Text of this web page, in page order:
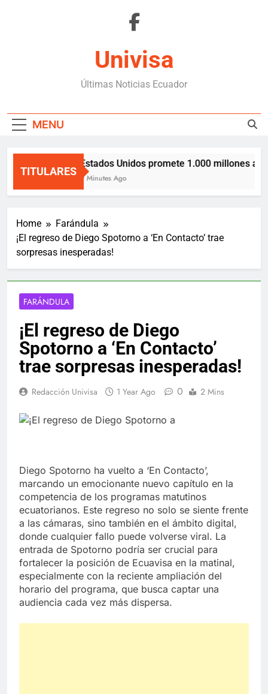
Univisa
Últimas Noticias Ecuador
MENU
TITULARES
Estados Unidos promete 1.000 millones a
9 Minutes Ago
Home
Farándula
¡El regreso de Diego Spotorno a ‘En Contacto’ trae
sorpresas inesperadas!
FARÁNDULA
¡El regreso de Diego
Spotorno a ‘En Contacto’
trae sorpresas inesperadas!
Redacción Univisa 1 Year Ago 0 2 Mins
Diego Spotorno ha vuelto a ‘En Contacto’,
marcando un emocionante nuevo capítulo en la
competencia de los programas matutinos
ecuatorianos. Este regreso no solo se siente frente
a las cámaras, sino también en el ámbito digital,
donde cualquier fallo puede volverse viral. La
entrada de Spotorno podría ser crucial para
fortalecer la posición de Ecuavisa en la matinal,
especialmente con la reciente ampliación del
horario del programa, que busca captar una
audiencia cada vez más dispersa.